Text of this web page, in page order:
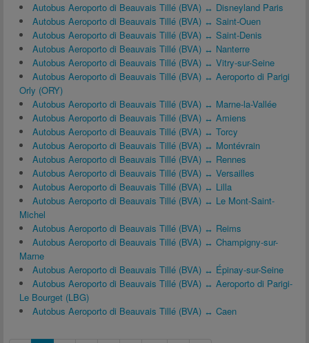
Autobus Aeroporto di Beauvais Tillé (BVA) ↔ Disneyland Paris
Autobus Aeroporto di Beauvais Tillé (BVA) ↔ Saint-Ouen
Autobus Aeroporto di Beauvais Tillé (BVA) ↔ Saint-Denis
Autobus Aeroporto di Beauvais Tillé (BVA) ↔ Nanterre
Autobus Aeroporto di Beauvais Tillé (BVA) ↔ Vitry-sur-Seine
Autobus Aeroporto di Beauvais Tillé (BVA) ↔ Aeroporto di Parigi
Orly (ORY)
Autobus Aeroporto di Beauvais Tillé (BVA) ↔ Marne-la-Vallée
Autobus Aeroporto di Beauvais Tillé (BVA) ↔ Amiens
Autobus Aeroporto di Beauvais Tillé (BVA) ↔ Torcy
Autobus Aeroporto di Beauvais Tillé (BVA) ↔ Montévrain
Autobus Aeroporto di Beauvais Tillé (BVA) ↔ Rennes
Autobus Aeroporto di Beauvais Tillé (BVA) ↔ Versailles
Autobus Aeroporto di Beauvais Tillé (BVA) ↔ Lilla
Autobus Aeroporto di Beauvais Tillé (BVA) ↔ Le Mont-Saint-
Michel
Autobus Aeroporto di Beauvais Tillé (BVA) ↔ Reims
Autobus Aeroporto di Beauvais Tillé (BVA) ↔ Champigny-sur-
Marne
Autobus Aeroporto di Beauvais Tillé (BVA) ↔ Épinay-sur-Seine
Autobus Aeroporto di Beauvais Tillé (BVA) ↔ Aeroporto di Parigi-
Le Bourget (LBG)
Autobus Aeroporto di Beauvais Tillé (BVA) ↔ Caen